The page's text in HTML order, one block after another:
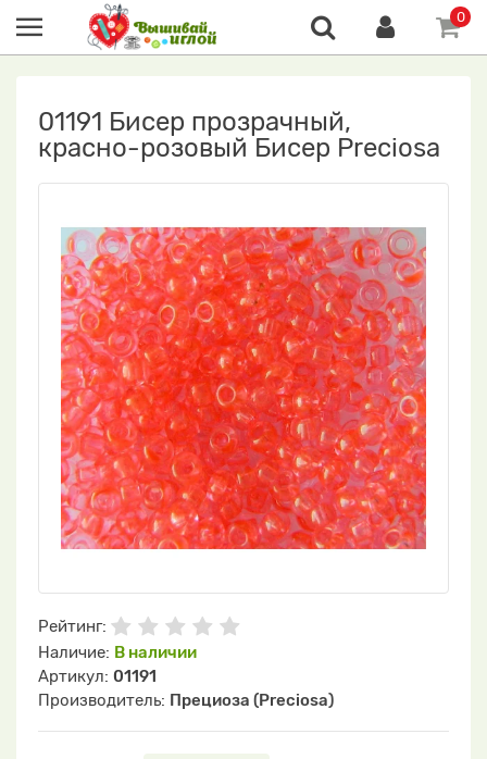
0
01191 Бисер прозрачный,
красно-розовый Бисер Preciosa
Рейтинг:
Наличие: В наличии
Артикул: 01191
Производитель: Прециоза (Preciosa)